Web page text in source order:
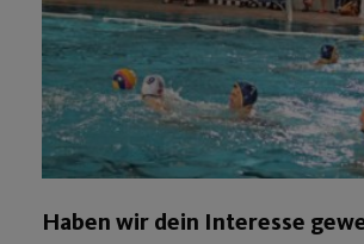
Haben wir dein Interesse